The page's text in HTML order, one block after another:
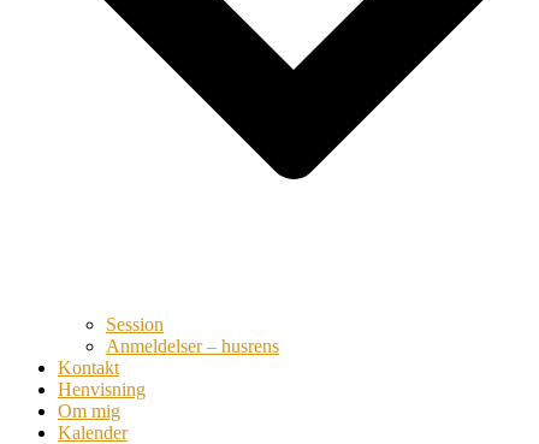
Session
Anmeldelser – husrens
Kontakt
Henvisning
Om mig
Kalender